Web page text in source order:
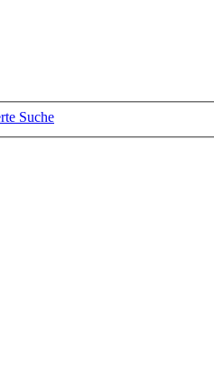
Suche